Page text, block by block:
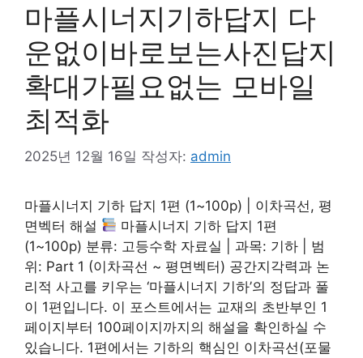
마플시너지기하답지 다
운없이바로보는사진답지
확대가필요없는 모바일
최적화
2025년 12월 16일 작성자: admin
마플시너지 기하 답지 1편 (1~100p) | 이차곡선, 평
면벡터 해설
마플시너지 기하 답지 1편
(1~100p) 분류: 고등수학 자료실 | 과목: 기하 | 범
위: Part 1 (이차곡선 ~ 평면벡터) 공간지각력과 논
리적 사고를 키우는 ‘마플시너지 기하’의 정답과 풀
이 1편입니다. 이 포스트에서는 교재의 초반부인 1
페이지부터 100페이지까지의 해설을 확인하실 수
있습니다. 1편에서는 기하의 핵심인 이차곡선(포물